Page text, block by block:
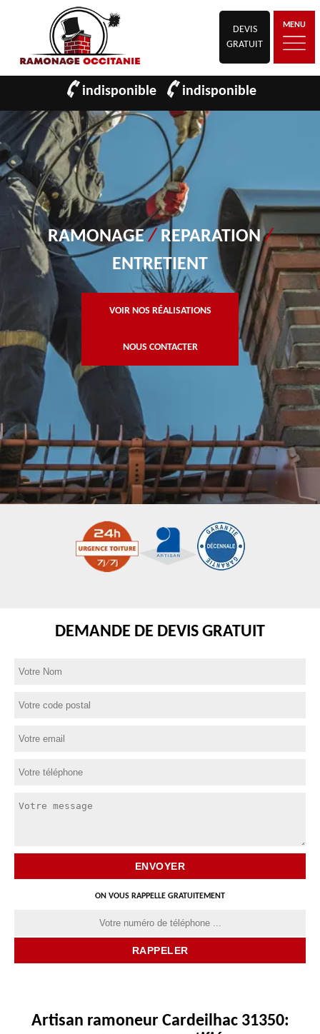
DEVIS
GRATUIT
MENU
indisponible indisponible
RAMONAGE/ REPARATION/
ENTRETIENT
VOIR NOS RÉALISATIONS
NOUS CONTACTER
DEMANDE DE DEVIS GRATUIT
ON VOUS RAPPELLE GRATUITEMENT
Artisan ramoneur Cardeilhac 31350: